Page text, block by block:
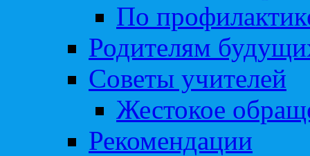
По
Родителям
Советы учителей
Жестокое
Рекомендации